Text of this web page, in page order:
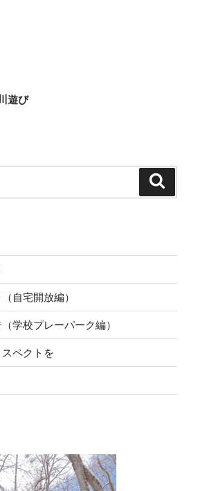
遊び
自宅開放編）
学校プレーパーク編）
ペクトを